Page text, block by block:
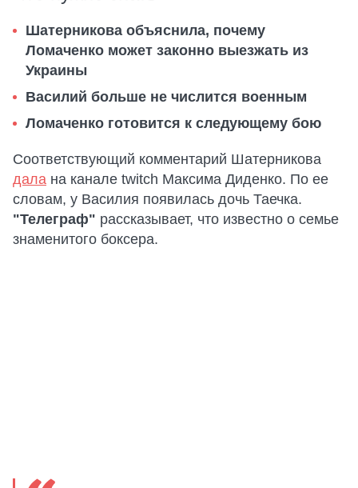
Шатерникова объяснила, почему
Ломаченко может законно выезжать из
Украины
Василий больше не числится военным
Ломаченко готовится к следующему бою
Соответствующий комментарий Шатерникова
дала на канале twitch Максима Диденко. По ее
словам, у Василия появилась дочь Таечка.
"Телеграф" рассказывает, что известно о семье
знаменитого боксера.